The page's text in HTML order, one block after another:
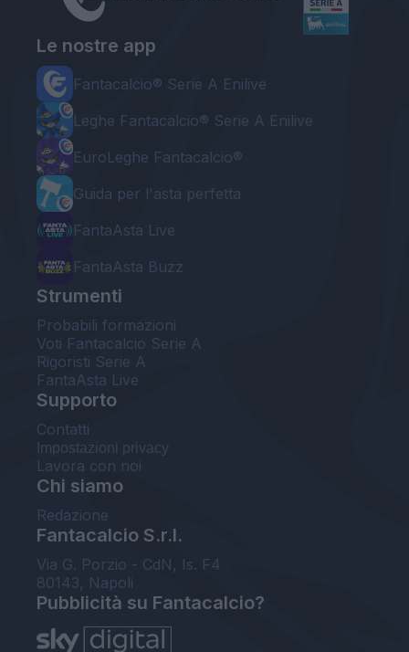
Le nostre app
Fantacalcio® Serie A Enilive
Leghe Fantacalcio® Serie A Enilive
EuroLeghe Fantacalcio®
Guida per l'asta perfetta
FantaAsta Live
FantaAsta Buzz
Strumenti
Probabili formazioni
Voti Fantacalcio Serie A
Rigoristi Serie A
FantaAsta Live
Supporto
Contatti
Impostazioni privacy
Lavora con noi
Chi siamo
Redazione
Fantacalcio S.r.l.
Via G. Porzio - CdN, Is. F4
80143, Napoli
Pubblicità su Fantacalcio?